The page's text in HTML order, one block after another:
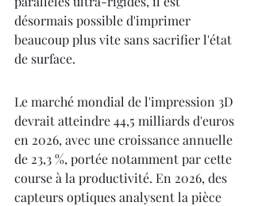
désormais possible d'imprimer
beaucoup plus vite sans sacrifier l'état
de surface.
Le marché mondial de l'impression 3D
devrait atteindre 44,5 milliards d'euros
en 2026, avec une croissance annuelle
de 23,3 %, portée notamment par cette
course à la productivité. En 2026, des
capteurs optiques analysent la pièce